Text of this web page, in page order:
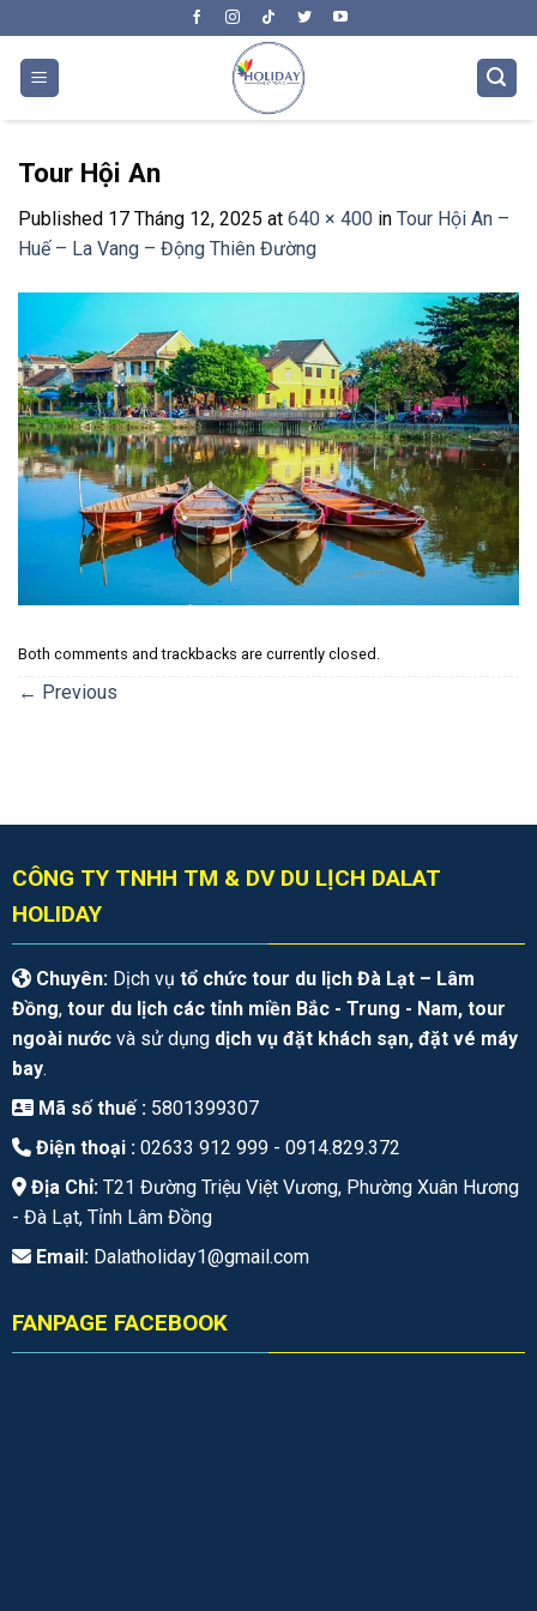
to
content
Tour Hội An
Published 17 Tháng 12, 2025 at 640 × 400 in Tour Hội An –
Huế – La Vang – Động Thiên Đường
Both comments and trackbacks are currently closed.
← Previous
CÔNG TY TNHH TM & DV DU LỊCH DALAT
HOLIDAY
Chuyên:Dịch vụ tổ chức tour du lịch Đà Lạt – Lâm
Đồng, tour du lịch các tỉnh miền Bắc - Trung - Nam, tour
ngoài nướcvà sử dụng dịch vụ đặt khách sạn, đặt vé máy
bay.
Mã số thuế : 5801399307
Điện thoại : 02633 912 999 - 0914.829.372
Địa Chỉ: T21 Đường Triệu Việt Vương, Phường Xuân Hương
- Đà Lạt, Tỉnh Lâm Đồng
Email: Dalatholiday1@gmail.com
FANPAGE FACEBOOK